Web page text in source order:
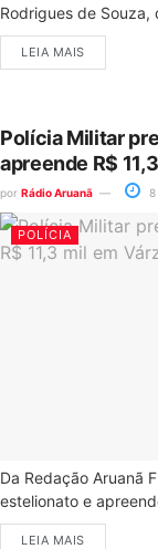
Rodrigues de
LEIA MAIS
Polícia Militar
apreende R$
por Rádio Aruanã 8
POLÍCIA
Da Redação Aruanã
estelionato e
LEIA MAIS